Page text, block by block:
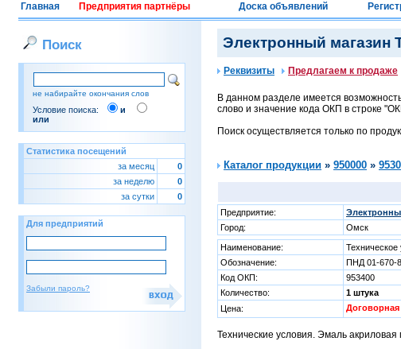
Главная Предприятия партнёры Доска объявлений
Поиск
не набирайте окончания слов
Условие поиска:
и
или
Статистика посещений
за месяц
0
за неделю
0
за сутки
0
Для предприятий
Забыли пароль?
Электронный магазин
Реквизиты Предлагаем к продаже
В данном разделе имеется
слово и значение кода ОКП в строке
Поиск осуществляется только по
Каталог продукции » 950000 »
Предприятие:
Город:
Омск
Наименование:
Техническое
Обозначение:
ПНД 01-670-
Код ОКП:
953400
Количество:
1 штука
Цена:
Договорная
Технические условия. Эмаль